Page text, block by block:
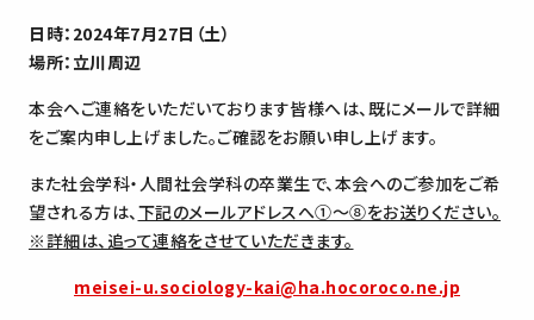
日時：2024年7月27日（土）
場所：立川周辺
本会へご連絡をいただいております皆様へは、既にメールで詳細
をご案内申し上げました。ご確認をお願い申し上げます。
また社会学科・人間社会学科の卒業生で、本会へのご参加をご希
望される方は、下記のメールアドレスへ①～⑧をお送りください。
※詳細は、追って連絡をさせていただきます。
meisei-u.sociology-kai@ha.hocoroco.ne.jp